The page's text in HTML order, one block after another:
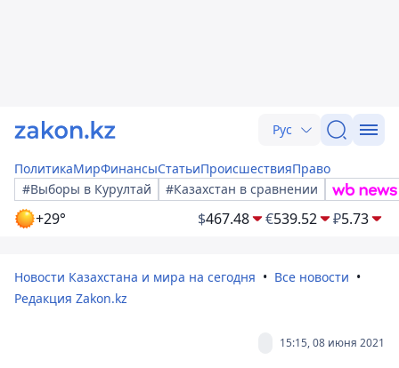
Рус
ПолитикаМирФинансыСтатьиПроисшествияПраво
#Выборы в Курултай
#Казахстан в сравнении
+29° $467.48 €539.52 ₽5.73
Новости Казахстана и мира на сегодня
Все новости
Редакция Zakon.kz
15:15, 08 июня 2021